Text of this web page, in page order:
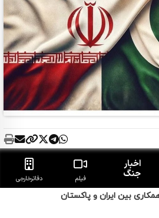
بین ایران و پاکستان